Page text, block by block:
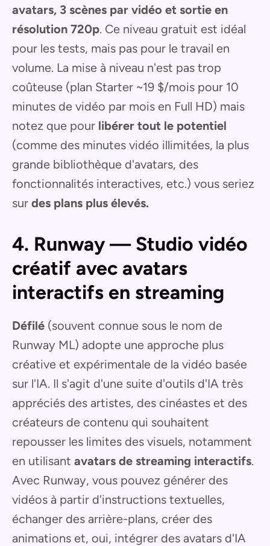
avatars, 3 scènes par vidéo et sortie en
résolution 720p. Ce niveau gratuit est idéal
pour les tests, mais pas pour le travail en
volume. La mise à niveau n'est pas trop
coûteuse (plan Starter ~19 $/mois pour 10
minutes de vidéo par mois en Full HD) mais
notez que pour libérer tout le potentiel
(comme des minutes vidéo illimitées, la plus
grande bibliothèque d'avatars, des
fonctionnalités interactives, etc.) vous seriez
sur des plans plus élevés.
4. Runway — Studio vidéo
créatif avec avatars
interactifs en streaming
Défilé (souvent connue sous le nom de
Runway ML) adopte une approche plus
créative et expérimentale de la vidéo basée
sur l'IA. Il s'agit d'une suite d'outils d'IA très
appréciés des artistes, des cinéastes et des
créateurs de contenu qui souhaitent
repousser les limites des visuels, notamment
en utilisant avatars de streaming interactifs.
Avec Runway, vous pouvez générer des
vidéos à partir d'instructions textuelles,
échanger des arrière-plans, créer des
animations et, oui, intégrer des avatars d'IA